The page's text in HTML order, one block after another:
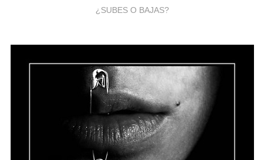
¿SUBES O BAJAS?